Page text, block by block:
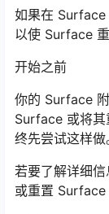
如果在 Surface
以使 Surface 重
开始之前
你的 Surface
Surface 或将其
终先尝试这样做
若要了解详细
或重置 Surface